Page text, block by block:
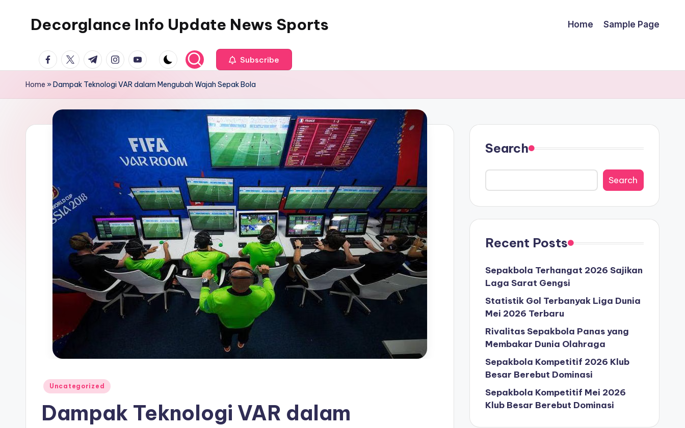
Decorglance Info Update News Sports
adalah
sebuah
portal
olahraga
Home Sample Page
facebook.com
twitter.com
t.me instagram.com
youtube.com Subscribe
Home »Dampak Teknologi VAR dalam Mengubah Wajah Sepak Bola
Posted
Uncategorized
Dampak Teknologi VAR dalam
Search
Search
Recent Posts
Sepakbola Terhangat 2026 Sajikan
Laga Sarat Gengsi
Statistik Gol Terbanyak Liga Dunia
Mei 2026 Terbaru
Rivalitas Sepakbola Panas yang
Membakar Dunia Olahraga
Sepakbola Kompetitif 2026 Klub
Besar Berebut Dominasi
Sepakbola Kompetitif Mei 2026
Klub Besar Berebut Dominasi